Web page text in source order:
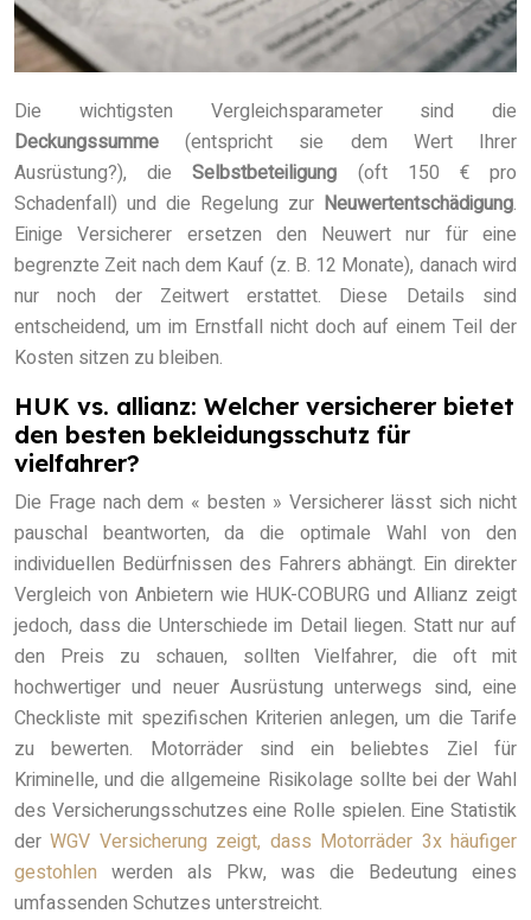
Die wichtigsten Vergleichsparameter sind die
Deckungssumme (entspricht sie dem Wert Ihrer
Ausrüstung?), dieSelbstbeteiligung (oft 150 € pro
Schadenfall) und die Regelung zur Neuwertentschädigung.
Einige Versicherer ersetzen den Neuwert nur für eine
begrenzte Zeit nach dem Kauf (z. B. 12 Monate), danach wird
nur noch der Zeitwert erstattet. Diese Details sind
entscheidend, um im Ernstfall nicht doch auf einem Teil der
Kosten sitzen zu bleiben.
HUK vs. allianz: Welcher versicherer bietet
den besten bekleidungsschutz für
vielfahrer?
Die Frage nach dem « besten » Versicherer lässt sich nicht
pauschal beantworten, da die optimale Wahl von den
individuellen Bedürfnissen des Fahrers abhängt. Ein direkter
Vergleich von Anbietern wie HUK-COBURG und Allianz zeigt
jedoch, dass die Unterschiede im Detail liegen. Statt nur auf
den Preis zu schauen, sollten Vielfahrer, die oft mit
hochwertiger und neuer Ausrüstung unterwegs sind, eine
Checkliste mit spezifischen Kriterien anlegen, um die Tarife
zu bewerten. Motorräder sind ein beliebtes Ziel für
Kriminelle, und die allgemeine Risikolage sollte bei der Wahl
des Versicherungsschutzes eine Rolle spielen. Eine Statistik
derWGV Versicherung zeigt, dass Motorräder 3x häufiger
gestohlen werden als Pkw, was die Bedeutung eines
umfassenden Schutzes unterstreicht.